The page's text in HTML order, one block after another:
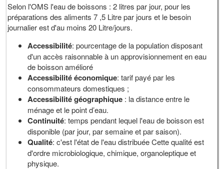
Selon l'OMS l'eau de boissons : 2 litres par jour, pour les
préparations des aliments 7 ,5 Litre par jours et le besoin
journalier est d'au moins 20 Litre/jours.
Accessibilité: pourcentage de la population disposant
d'un accès raisonnable à un approvisionnement en eau
de boisson amélioré
Accessibilité économique: tarif payé par les
consommateurs domestiques ;
Accessibilité géographique : la distance entre le
ménage et le point d’eau.
Continuité: temps pendant lequel l'eau de boisson est
disponible (par jour, par semaine et par saison).
Qualité: c'est l'état de l'eau distribuée Cette qualité est
d'ordre microbiologique, chimique, organoleptique et
physique.